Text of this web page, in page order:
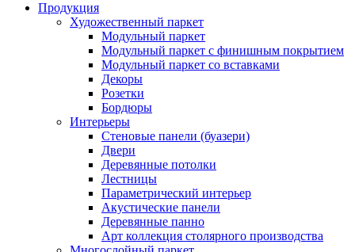
Продукция
Художественный паркет
Модульный паркет
Модульный паркет с финишным покрытием
Модульный паркет со вставками
Декоры
Розетки
Бордюры
Интерьеры
Стеновые панели (буазери)
Двери
Деревянные потолки
Лестницы
Параметрический интерьер
Акустические панели
Деревянные панно
Арт коллекция столярного производства